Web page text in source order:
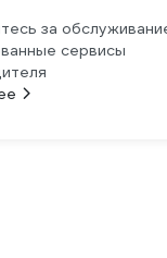
за
сервисы